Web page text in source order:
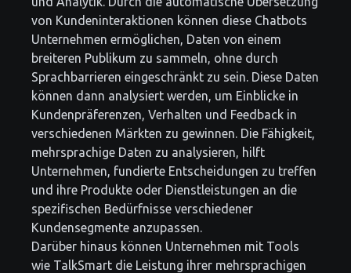
von Kundeninteraktionen können diese Chatbots
Unternehmen ermöglichen, Daten von einem
breiteren Publikum zu sammeln, ohne durch
Sprachbarrieren eingeschränkt zu sein. Diese Daten
können dann analysiert werden, um Einblicke in
Kundenpräferenzen, Verhalten und Feedback in
verschiedenen Märkten zu gewinnen. Die Fähigkeit,
mehrsprachige Daten zu analysieren, hilft
Unternehmen, fundierte Entscheidungen zu treffen
und ihre Produkte oder Dienstleistungen an die
spezifischen Bedürfnisse verschiedener
Kundensegmente anzupassen.
Darüber hinaus können Unternehmen mit Tools
wie TalkSmart die Leistung ihrer mehrsprachigen